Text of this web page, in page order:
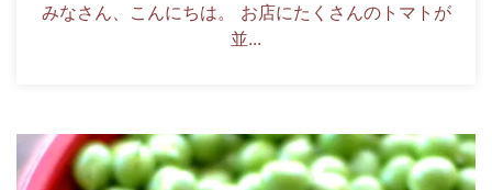
みなさん、こんにちは。 お店にたくさんのトマトが
並...